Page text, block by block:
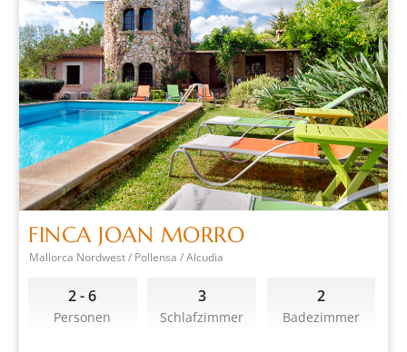
FINCA JOAN MORRO
Mallorca Nordwest / Pollensa / Alcudia
2 - 6
Personen
3
Schlafzimmer
2
Badezimmer